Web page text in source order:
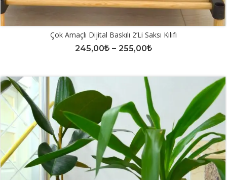
Çok Amaçlı Dijital Baskılı 2’li Saksı Kılıfı
245,00
– 255,00